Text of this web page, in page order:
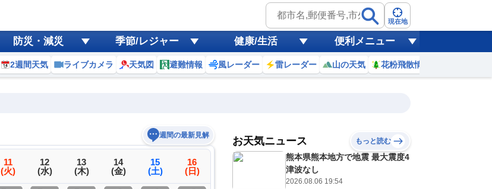
現在地
防災・減災 季節/レジャー 健康/生活 便利メニュー
2週間天気 ライブカメラ 天気図 避難情報 風レーダー 雷レーダー 山の天気 花粉飛散情報
週間の最新見解
11
(火)
12
(水)
13
(木)
14
(金)
15
(土)
16
(日)
17
19
(水)
E
20
E
お天気ニュース もっと読む
熊本県熊本地方で地震 最大震度4
津波なし
2026.08.06 19:54